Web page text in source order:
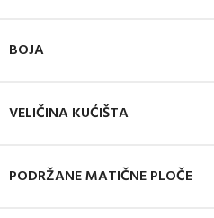
BOJA
VELIČINA KUĆIŠTA
PODRŽANE MATIČNE PLOČE